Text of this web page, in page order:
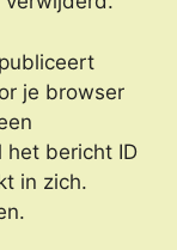
je browser
het bericht ID
in zich.